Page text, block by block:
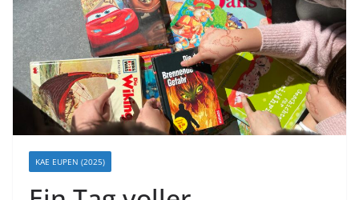
KAE EUPEN (2025)